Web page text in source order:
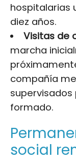
hospitalarias
diez años.
Visitas de
marcha
compañía
formado.
social